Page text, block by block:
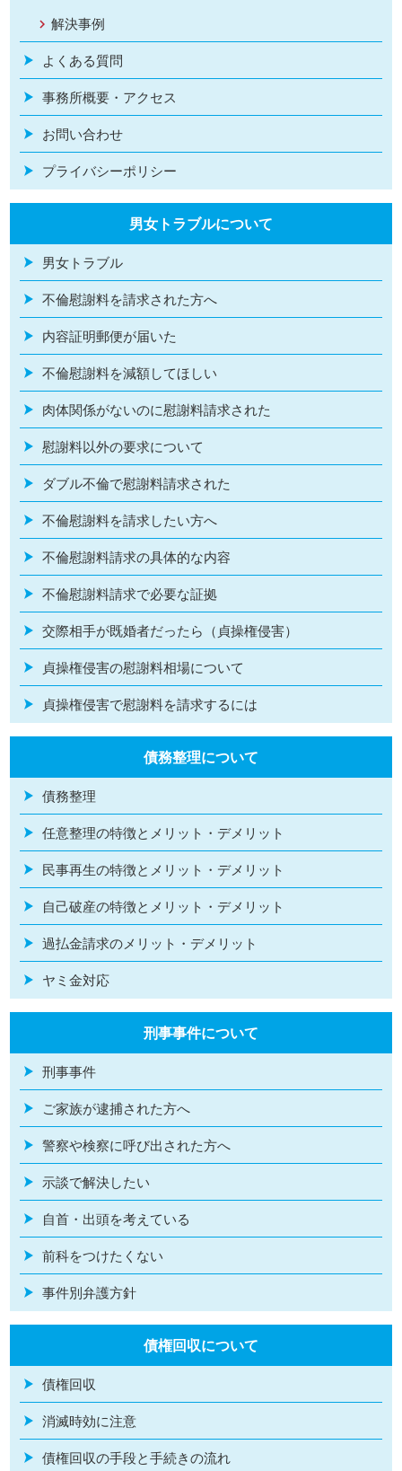
解決事例
よくある質問
事務所概要・アクセス
お問い合わせ
プライバシーポリシー
男女トラブルについて
男女トラブル
不倫慰謝料を請求された方へ
内容証明郵便が届いた
不倫慰謝料を減額してほしい
肉体関係がないのに慰謝料請求された
慰謝料以外の要求について
ダブル不倫で慰謝料請求された
不倫慰謝料を請求したい方へ
不倫慰謝料請求の具体的な内容
不倫慰謝料請求で必要な証拠
交際相手が既婚者だったら（貞操権侵害）
貞操権侵害の慰謝料相場について
貞操権侵害で慰謝料を請求するには
債務整理について
債務整理
任意整理の特徴とメリット・デメリット
民事再生の特徴とメリット・デメリット
自己破産の特徴とメリット・デメリット
過払金請求のメリット・デメリット
ヤミ金対応
刑事事件について
刑事事件
ご家族が逮捕された方へ
警察や検察に呼び出された方へ
示談で解決したい
自首・出頭を考えている
前科をつけたくない
事件別弁護方針
債権回収について
債権回収
消滅時効に注意
債権回収の手段と手続きの流れ